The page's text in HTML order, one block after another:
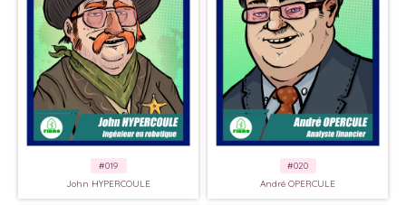
#019
John HYPERCOULE
#020
André OPERCULE